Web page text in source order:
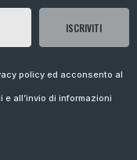
ISCRIVITI
policy ed acconsento al
all’invio di informazioni